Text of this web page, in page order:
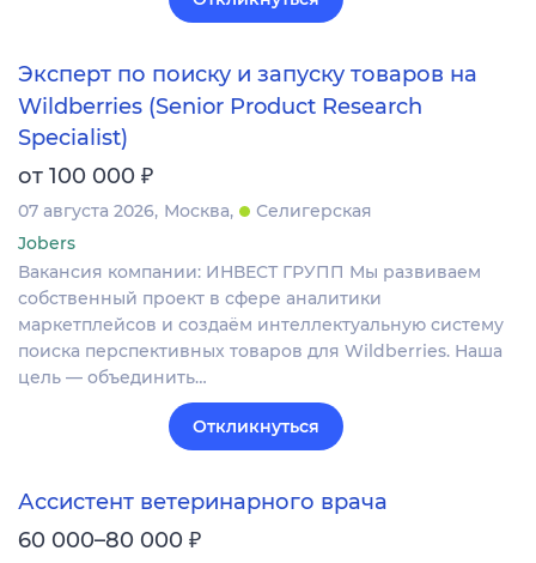
Эксперт по поиску и запуску товаров на
Wildberries (Senior Product Research
Specialist)
от 100 000 ₽
07 августа 2026 Москва
Селигерская
Jobers
Вакансия компании: ИНВЕСТ ГРУПП Мы развиваем
собственный проект в сфере аналитики
маркетплейсов и создаём интеллектуальную систему
поиска перспективных товаров для Wildberries. Наша
цель — объединить…
Откликнуться
Ассистент ветеринарного врача
60 000–80 000 ₽